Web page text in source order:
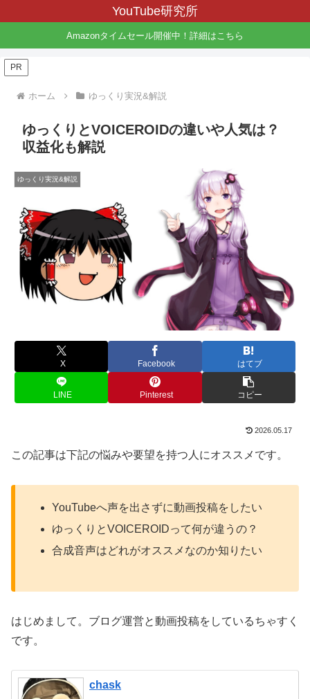
YouTube研究所
Amazonタイムセール開催中！詳細はこちら
PR
ホーム ゆっくり実況&解説
ゆっくりとVOICEROIDの違いや人気は？
収益化も解説
ゆっくり実況&解説
X Facebook はてブ
LINE Pinterest コピー
2026.05.17
この記事は下記の悩みや要望を持つ人にオススメです。
YouTubeへ声を出さずに動画投稿をしたい
ゆっくりとVOICEROIDって何が違うの？
合成音声はどれがオススメなのか知りたい
はじめまして。ブログ運営と動画投稿をしているちゃすく
です。
chask